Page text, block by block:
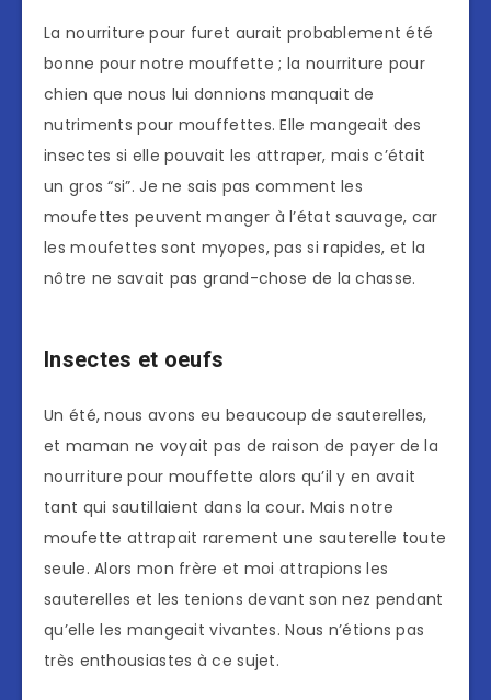
La nourriture pour furet aurait probablement été
bonne pour notre mouffette ; la nourriture pour
chien que nous lui donnions manquait de
nutriments pour mouffettes. Elle mangeait des
insectes si elle pouvait les attraper, mais c’était
un gros “si”. Je ne sais pas comment les
moufettes peuvent manger à l’état sauvage, car
les moufettes sont myopes, pas si rapides, et la
nôtre ne savait pas grand-chose de la chasse.
Insectes et oeufs
Un été, nous avons eu beaucoup de sauterelles,
et maman ne voyait pas de raison de payer de la
nourriture pour mouffette alors qu’il y en avait
tant qui sautillaient dans la cour. Mais notre
moufette attrapait rarement une sauterelle toute
seule. Alors mon frère et moi attrapions les
sauterelles et les tenions devant son nez pendant
qu’elle les mangeait vivantes. Nous n’étions pas
très enthousiastes à ce sujet.